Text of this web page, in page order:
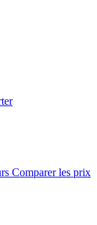
Comparer les prix